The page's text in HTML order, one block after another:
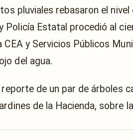
pluviales rebasaron el
Policía Estatal procedió al
y Servicios Públicos
del agua.
de un par de árboles
de la Hacienda, sobre